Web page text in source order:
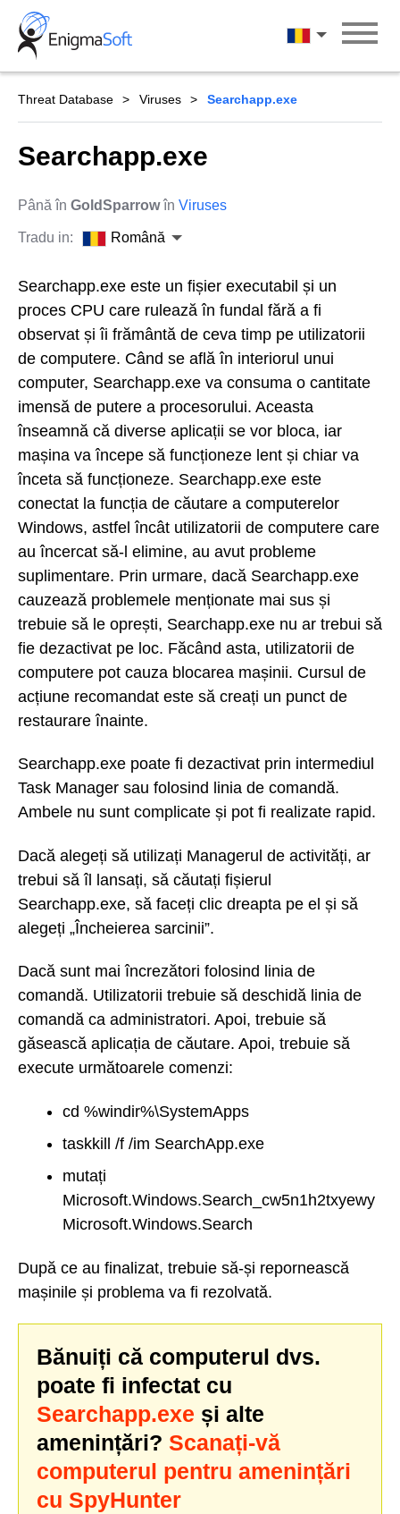
Skip
content
Română
Threat Database Viruses Searchapp.exe
Searchapp.exe
Până în GoldSparrowîn Viruses
Tradu in: Română
Searchapp.exe este un fișier executabil și un
proces CPU care rulează în fundal fără a fi
observat și îi frământă de ceva timp pe utilizatorii
de computere. Când se află în interiorul unui
computer, Searchapp.exe va consuma o cantitate
imensă de putere a procesorului. Aceasta
înseamnă că diverse aplicații se vor bloca, iar
mașina va începe să funcționeze lent și chiar va
înceta să funcționeze. Searchapp.exe este
conectat la funcția de căutare a computerelor
Windows, astfel încât utilizatorii de computere care
au încercat să-l elimine, au avut probleme
suplimentare. Prin urmare, dacă Searchapp.exe
cauzează problemele menționate mai sus și
trebuie să le oprești, Searchapp.exe nu ar trebui să
fie dezactivat pe loc. Făcând asta, utilizatorii de
computere pot cauza blocarea mașinii. Cursul de
acțiune recomandat este să creați un punct de
restaurare înainte.
Searchapp.exe poate fi dezactivat prin intermediul
Task Manager sau folosind linia de comandă.
Ambele nu sunt complicate și pot fi realizate rapid.
Dacă alegeți să utilizați Managerul de activități, ar
trebui să îl lansați, să căutați fișierul
Searchapp.exe, să faceți clic dreapta pe el și să
alegeți „Încheierea sarcinii”.
Dacă sunt mai încrezători folosind linia de
comandă. Utilizatorii trebuie să deschidă linia de
comandă ca administratori. Apoi, trebuie să
găsească aplicația de căutare. Apoi, trebuie să
execute următoarele comenzi:
cd %windir%\SystemApps
taskkill /f /im SearchApp.exe
mutați
Microsoft.Windows.Search_cw5n1h2txyewy
Microsoft.Windows.Search
După ce au finalizat, trebuie să-și repornească
mașinile și problema va fi rezolvată.
Bănuiți că computerul dvs.
poate fi infectat cu
Searchapp.exe și alte
amenințări? Scanați-vă
computerul pentru amenințări
cu SpyHunter